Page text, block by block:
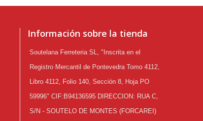
Información sobre la tienda
Soutelana Ferreteria SL, "Inscrita en el
Registro Mercantil de Pontevedra Tomo 4112,
Libro 4112, Folio 140, Sección 8, Hoja PO
59996" CIF:B94136595 DIRECCION: RUA C,
S/N - SOUTELO DE MONTES (FORCAREI)